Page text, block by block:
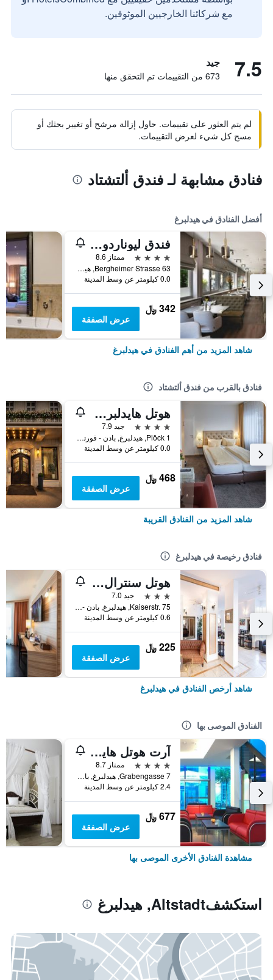
مع شركائنا الخارجيين الموثوقين.
7.5 جيد
673 من التقييمات تم التحقق منها
لم يتم العثور على تقييمات. حاول إزالة مرشح أو تغيير بحثك أو
مسح كل شيء لعرض التقييمات.
فنادق مشابهة لـ فندق ألتشتاد
أفضل الفنادق في هيدلبرغ
فندق ليوناردو هايدلبيرغ
4 نجوم
ممتاز 8.6
Bergheimer Strasse 63, هيدلبرغ, بادن - فورتمبيرغ, ألمانيا
0.0 كيلومتر عن وسط المدينة
342 ﷼
عرض الصفقة
شاهد المزيد من أهم الفنادق في هيدلبرغ
فنادق بالقرب من فندق ألتشتاد
هوتل هايدلبرجر هوف
4 نجوم
جيد 7.9
Plöck 1, هيدلبرغ, بادن - فورتمبيرغ, ألمانيا
0.0 كيلومتر عن وسط المدينة
468 ﷼
عرض الصفقة
شاهد المزيد من الفنادق القريبة
فنادق رخيصة في هيدلبرغ
هوتل سنترال هايديلبيرج
3 نجوم
جيد 7.0
Kaiserstr. 75, هيدلبرغ, بادن - فورتمبيرغ, ألمانيا
0.6 كيلومتر عن وسط المدينة
225 ﷼
عرض الصفقة
شاهد أرخص الفنادق في هيدلبرغ
الفنادق الموصى بها
آرت هوتل هايدلبيرغ
4 نجوم
ممتاز 8.7
Grabengasse 7, هيدلبرغ, بادن - فورتمبيرغ, ألمانيا
2.4 كيلومتر عن وسط المدينة
677 ﷼
عرض الصفقة
مشاهدة الفنادق الأخرى الموصى بها
استكشفAltstadt, هيدلبرغ